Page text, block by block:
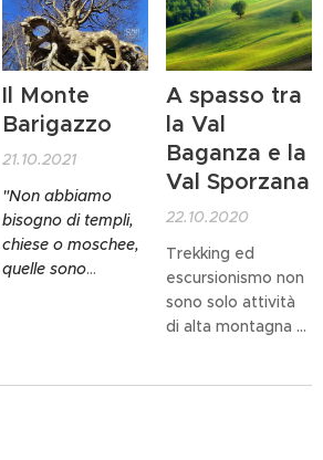
montagna.
Il Monte
Barigazzo
21.10.2021
"Non abbiamo
bisogno di templi,
chiese o moschee,
quelle sono
ha creato per tutti,
A spasso tra
la Val
Baganza e la
Val Sporzana
22.10.2020
Trekking ed
escursionismo non
sono solo attività
di alta montagna o